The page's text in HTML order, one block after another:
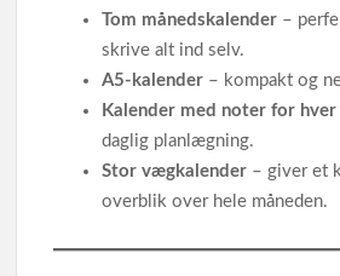
Tom månedskalender –
skrive alt ind selv.
A5‑kalender – kompakt og
Kalender med noter for hver
daglig planlægning.
Stor vægkalender – giver et
overblik over hele måneden.